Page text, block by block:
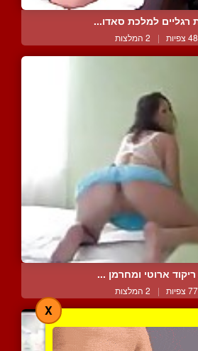
רגליים למלכת סאדו...
| 2 המלצות
ארוטי ומחרמן ...
| 2 המלצות
X